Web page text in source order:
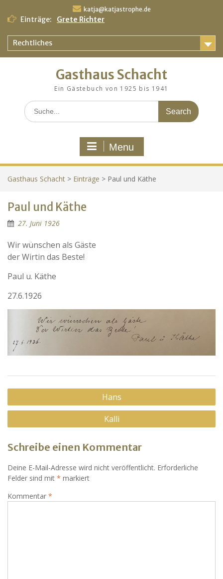
content
katja@katjastrophe.de
Einträge:
Grete Richter
Rechtliches
Gasthaus Schacht
Ein Gästebuch von 1925 bis 1941
Search
for:
Menu
Gasthaus Schacht > Einträge > Paul und Käthe
Paul und Käthe
27. Juni 1926
Wir wünschen als Gäste
der Wirtin das Beste!
Paul u. Käthe
27.6.1926
Beitragsnavigation
Hans
Kalli
Schreibe einen Kommentar
Deine E-Mail-Adresse wird nicht veröffentlicht. Erforderliche
Felder sind mit * markiert
Kommentar *